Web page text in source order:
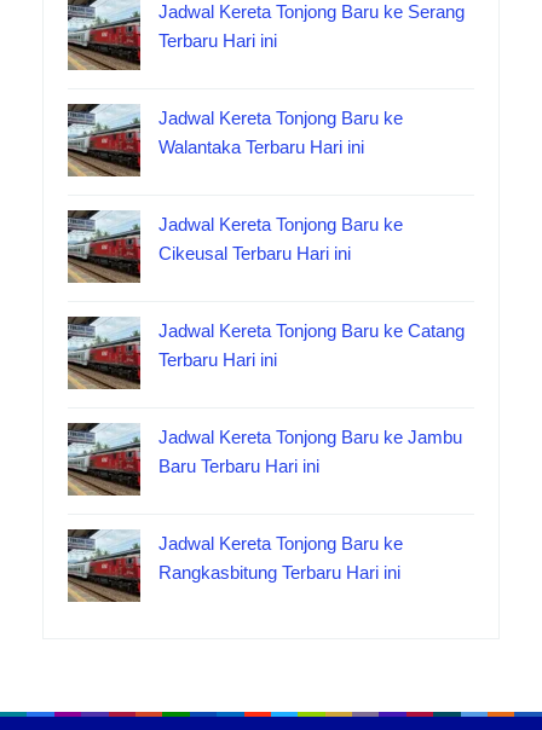
Jadwal Kereta Tonjong Baru ke Serang
Terbaru Hari ini
Jadwal Kereta Tonjong Baru ke
Walantaka Terbaru Hari ini
Jadwal Kereta Tonjong Baru ke
Cikeusal Terbaru Hari ini
Jadwal Kereta Tonjong Baru ke Catang
Terbaru Hari ini
Jadwal Kereta Tonjong Baru ke Jambu
Baru Terbaru Hari ini
Jadwal Kereta Tonjong Baru ke
Rangkasbitung Terbaru Hari ini